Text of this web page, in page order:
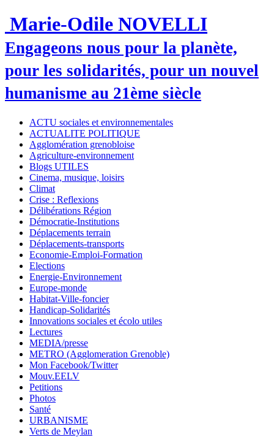
Marie-Odile NOVELLI
Engageons nous pour la planète,
pour les solidarités, pour un nouvel
humanisme au 21ème siècle
ACTU sociales et environnementales
ACTUALITE POLITIQUE
Agglomération grenobloise
Agriculture-environnement
Blogs UTILES
Cinema, musique, loisirs
Climat
Crise : Reflexions
Délibérations Région
Démocratie-Institutions
Déplacements terrain
Déplacements-transports
Economie-Emploi-Formation
Elections
Energie-Environnement
Europe-monde
Habitat-Ville-foncier
Handicap-Solidarités
Innovations sociales et écolo utiles
Lectures
MEDIA/presse
METRO (Agglomeration Grenoble)
Mon Facebook/Twitter
Mouv.EELV
Petitions
Photos
Santé
URBANISME
Verts de Meylan